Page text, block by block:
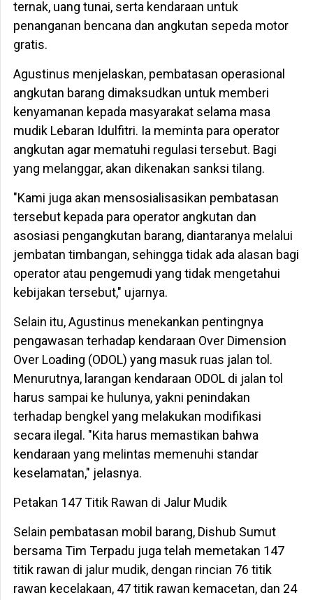
ternak, uang tunai, serta kendaraan untuk
penanganan bencana dan angkutan sepeda motor
gratis.
Agustinus menjelaskan, pembatasan operasional
angkutan barang dimaksudkan untuk memberi
kenyamanan kepada masyarakat selama masa
mudik Lebaran Idulfitri. Ia meminta para operator
angkutan agar mematuhi regulasi tersebut. Bagi
yang melanggar, akan dikenakan sanksi tilang.
"Kami juga akan mensosialisasikan pembatasan
tersebut kepada para operator angkutan dan
asosiasi pengangkutan barang, diantaranya melalui
jembatan timbangan, sehingga tidak ada alasan bagi
operator atau pengemudi yang tidak mengetahui
kebijakan tersebut," ujarnya.
Selain itu, Agustinus menekankan pentingnya
pengawasan terhadap kendaraan Over Dimension
Over Loading (ODOL) yang masuk ruas jalan tol.
Menurutnya, larangan kendaraan ODOL di jalan tol
harus sampai ke hulunya, yakni penindakan
terhadap bengkel yang melakukan modifikasi
secara ilegal. "Kita harus memastikan bahwa
kendaraan yang melintas memenuhi standar
keselamatan," jelasnya.
Petakan 147 Titik Rawan di Jalur Mudik
Selain pembatasan mobil barang, Dishub Sumut
bersama Tim Terpadu juga telah memetakan 147
titik rawan di jalur mudik, dengan rincian 76 titik
rawan kecelakaan, 47 titik rawan kemacetan, dan 24